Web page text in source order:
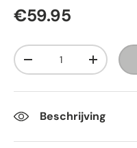
€59.95
Aantal
-
+
Beschrijving